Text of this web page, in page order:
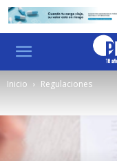
Inicio Regulaciones